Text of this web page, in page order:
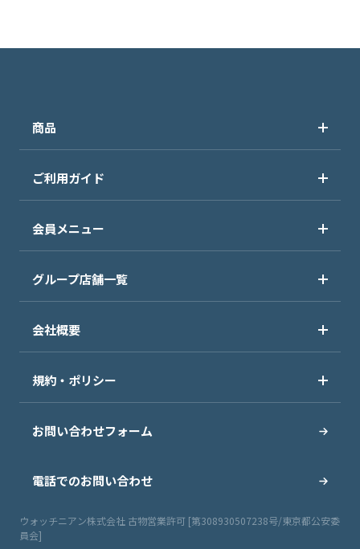
商品
ご利用ガイド
会員メニュー
グループ店舗一覧
会社概要
規約・ポリシー
お問い合わせフォーム
電話でのお問い合わせ
ウォッチニアン株式会社 古物営業許可 [第308930507238号/東京都公安委
員会]